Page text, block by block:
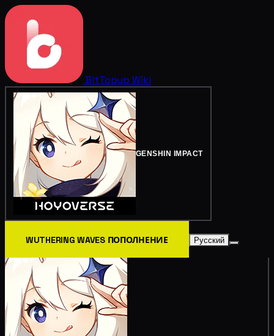
BitTopup Wiki
GENSHIN IMPACT
WUTHERING WAVES ПОПОЛНЕНИЕ Русский